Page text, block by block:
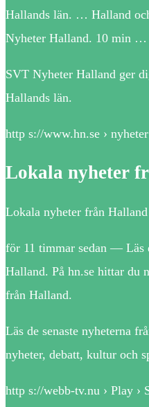
Hallands län. … Halland
Nyheter Halland. 10 min …
SVT Nyheter Halland ger
Hallands län.
http s://www.hn.se ›
Lokala nyheter
Lokala nyheter från
för 11 timmar sedan — Läs
Halland. På hn.se hittar du
från Halland.
Läs de senaste nyheterna
nyheter, debatt, kultur och
http s://webb-tv.nu › Play ›